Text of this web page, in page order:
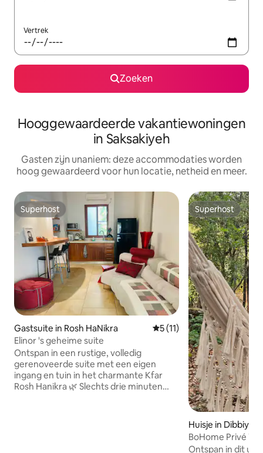
Vertrek
Zoeken
Hooggewaardeerde vakantiewoningen
in Saksakiyeh
Gasten zijn unaniem: deze accommodaties worden
hoog gewaardeerd voor hun locatie, netheid en meer.
Superhost
Superhost
Gastsuite in Rosh HaNikra Gemiddelde beoordeling
5 (11)
Elinor 's geheime suite
Ontspan in een rustige, volledig
gerenoveerde suite met een eigen
ingang en tuin in het charmante Kfar
Rosh Hanikra 🌿 Slechts drie minuten
Superhost
Superhost
Huisje in Dibbiyeh
BoHome Privé
in de natuur
Ontspan in dit